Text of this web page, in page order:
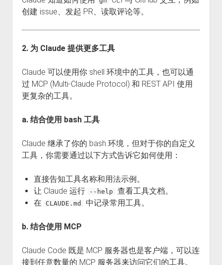
创建 issue、发起 PR、读取评论等。
2. 为 Claude 提供更多工具
Claude 可以使用你 shell 环境中的工具，也可以通
过 MCP (Multi-Claude Protocol) 和 REST API 使用
更复杂的工具。
a. 结合使用 bash 工具
Claude 继承了你的 bash 环境，但对于你的自定义
工具，你需要通过以下方式告诉它如何使用：
直接告知工具名称和用法示例。
让 Claude 运行
--help
查看工具文档。
在
CLAUDE.md 中记录常用工具。
b. 结合使用 MCP
Claude Code 既是 MCP 服务器也是客户端，可以连
接到任意数量的 MCP 服务器来访问它们的工具。